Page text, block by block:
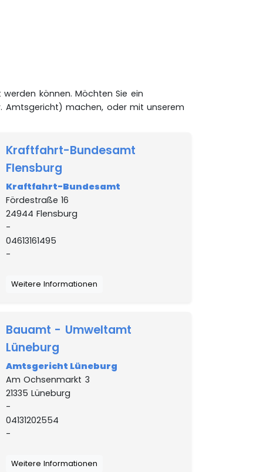
können. Möchten Sie ein
Amtsgericht) machen, oder mit unserem
Kraftfahrt-Bundesamt
Flensburg
Kraftfahrt-Bundesamt
Fördestraße 16
24944 Flensburg
-
04613161495
-
Weitere Informationen
Bauamt - Umweltamt
Lüneburg
Amtsgericht Lüneburg
Am Ochsenmarkt 3
21335 Lüneburg
-
04131202554
-
Weitere Informationen